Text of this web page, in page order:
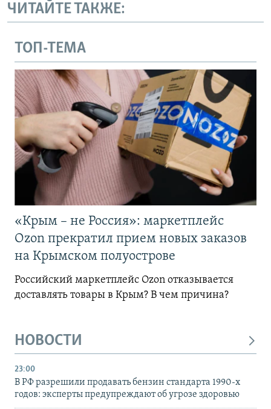
ЧИТАЙТЕ ТАКЖЕ:
ТОП-ТЕМА
«Крым – не Россия»: маркетплейс
Ozon прекратил прием новых заказов
на Крымском полуострове
Российский маркетплейс Ozon отказывается
доставлять товары в Крым? В чем причина?
НОВОСТИ
23:00
В РФ разрешили продавать бензин стандарта 1990-х
годов: эксперты предупреждают об угрозе здоровью